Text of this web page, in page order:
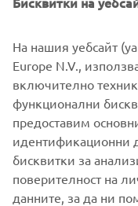
На нашия уебсайт
Europe N.V.,
включително
функционални
предоставим
идентификационни
бисквитки за
поверителност на
данните, за да ни